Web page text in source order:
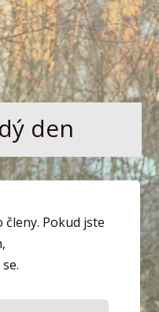
den
Pokud jste